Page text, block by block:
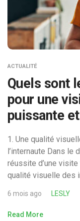
ACTUALITÉ
Quels sont
pour une
puissante
1. Une qualité
l’internaute Dans le
réussite d’une
qualité visuelle des
6 mois ago LESLY
Read More